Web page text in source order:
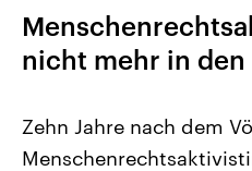
nicht mehr in den
Zehn Jahre nach dem